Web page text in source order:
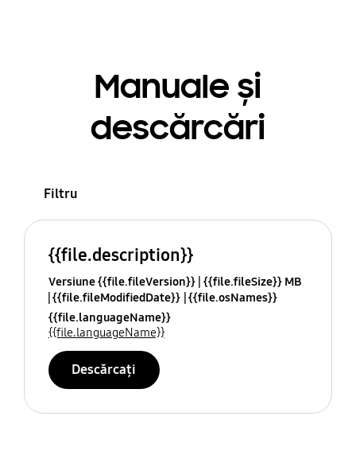
Manuale și
descărcări
Filtru
{{file.description}}
Versiune {{file.fileVersion}} {{file.fileSize}} MB
{{file.fileModifiedDate}} {{file.osNames}}
{{file.languageName}}
{{file.languageName}}
Descărcați